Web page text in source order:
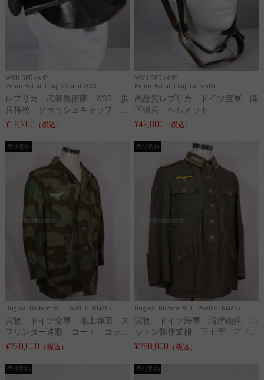
WWII GERMANY
Repro Hat and Cap SS and WSS
レプリカ 武装親衛隊 WSS 歩
兵将校 クラッシュキャップ ...
¥18,700 （税込）
WWII GERMANY
Repro Hat and Cap Luftwaffe
高品質レプリカ ドイツ空軍 降
下猟兵 ヘルメット
¥49,800 （税込）
Original Uniform WH WWII GERMANY
売り切れ
実物 ドイツ空軍 地上師団 ス
プリンター迷彩 コート コッ...
¥220,000 （税込）
Original Uniform WH WWII GERMANY
売り切れ
実物 ドイツ海軍 湾岸砲兵 コ
ットン製作業服 下士官 アド...
¥286,000 （税込）
売り切れ 売り切れ